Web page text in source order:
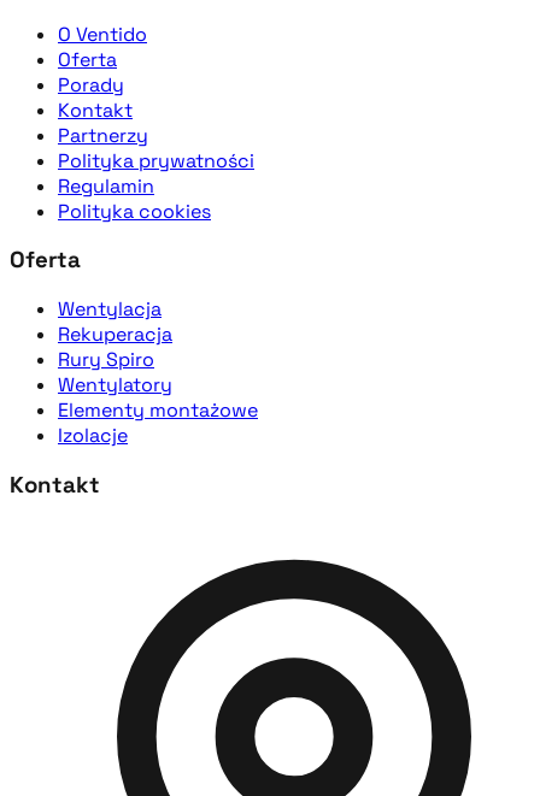
O Ventido
Oferta
Porady
Kontakt
Partnerzy
Polityka prywatności
Regulamin
Polityka cookies
Oferta
Wentylacja
Rekuperacja
Rury Spiro
Wentylatory
Elementy montażowe
Izolacje
Kontakt